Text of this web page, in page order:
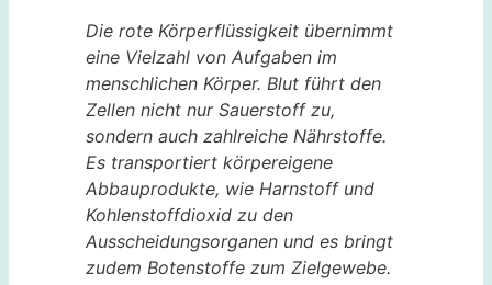
Die rote Körperflüssigkeit übernimmt
eine Vielzahl von Aufgaben im
menschlichen Körper. Blut führt den
Zellen nicht nur Sauerstoff zu,
sondern auch zahlreiche Nährstoffe.
Es transportiert körpereigene
Abbauprodukte, wie Harnstoff und
Kohlenstoffdioxid zu den
Ausscheidungsorganen und es bringt
zudem Botenstoffe zum Zielgewebe.